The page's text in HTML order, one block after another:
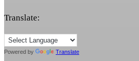
Translate:
Powered by Translate